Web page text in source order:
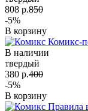
808 р.850
-5%
В корзину
В наличии
твердый
380 р.400
-5%
В корзину